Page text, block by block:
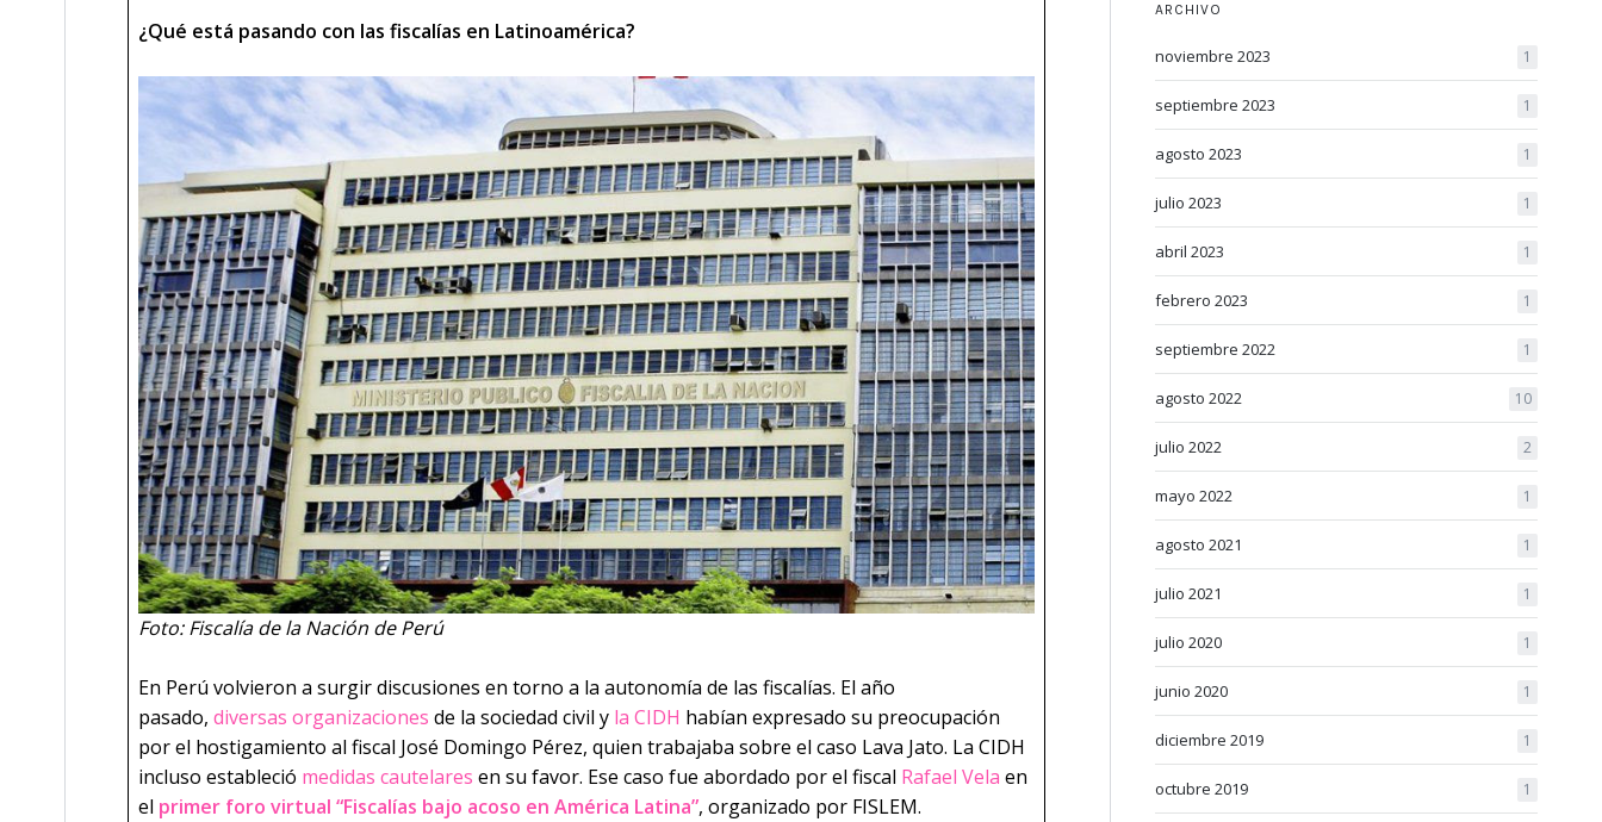
¿Qué está pasando con las fiscalías en Latinoamérica?­­
Foto: Fiscalía de la Nación de Perú
­­En Perú volvieron a surgir discusiones en torno a la autonomía de las fiscalías. El año
pasado,diversas organizaciones de la sociedad civil y la CIDH habían expresado su preocupación
por el hostigamiento al fiscal José Domingo Pérez, quien trabajaba sobre el caso Lava Jato. La CIDH
incluso estableció medidas cautelares en su favor. Ese caso fue abordado por el fiscal Rafael Vela en
el primer foro virtual “Fiscalías bajo acoso en América Latina”, organizado por FISLEM.
ARCHIVO
noviembre 2023 1
septiembre 2023 1
agosto 2023 1
julio 2023 1
abril 2023 1
febrero 2023 1
septiembre 2022 1
agosto 2022 10
julio 2022 2
mayo 2022 1
agosto 2021 1
julio 2021 1
julio 2020 1
junio 2020 1
diciembre 2019 1
octubre 2019 1